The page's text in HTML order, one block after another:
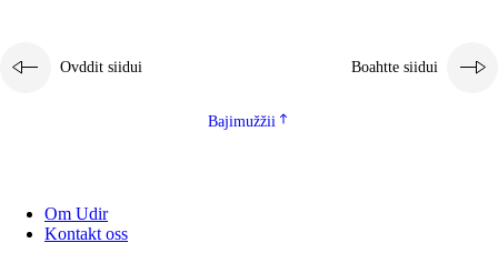
Ovddit siidui Boahtte siidui
Bajimužžii
Om Udir
Kontakt oss